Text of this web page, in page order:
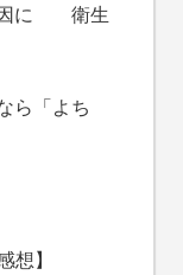
因に 衛生
ら「よち
想】